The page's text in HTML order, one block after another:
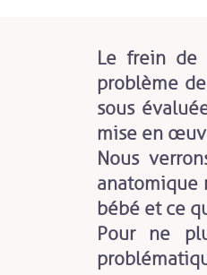
Le frein de
problème
sous
mise en
Nous
anatomique
bébé et ce
Pour ne